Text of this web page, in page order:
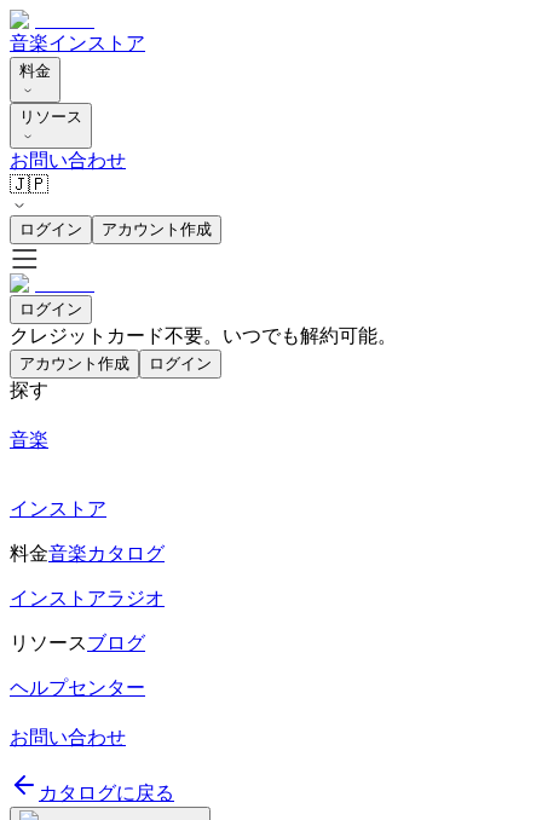
音楽インストア
料金
リソース
お問い合わせ
🇯🇵
ログイン アカウント作成
ログイン
クレジットカード不要。いつでも解約可能。
アカウント作成 ログイン
探す
音楽
インストア
料金音楽カタログ
インストアラジオ
リソースブログ
ヘルプセンター
お問い合わせ
カタログに戻る